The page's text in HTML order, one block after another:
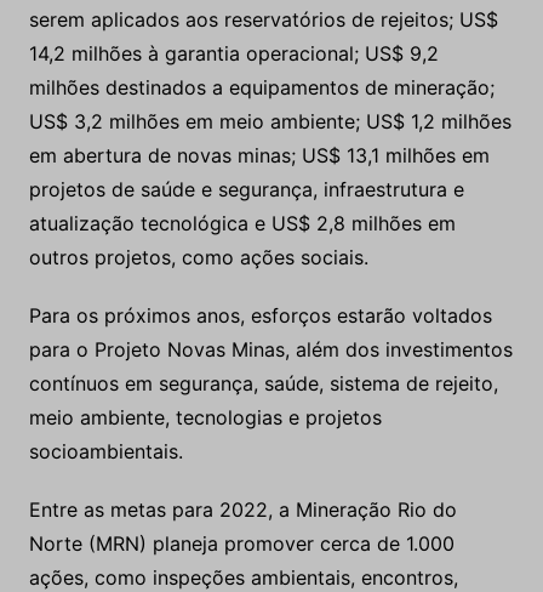
serem aplicados aos reservatórios de rejeitos; US$
14,2 milhões à garantia operacional; US$ 9,2
milhões destinados a equipamentos de mineração;
US$ 3,2 milhões em meio ambiente; US$ 1,2 milhões
em abertura de novas minas; US$ 13,1 milhões em
projetos de saúde e segurança, infraestrutura e
atualização tecnológica e US$ 2,8 milhões em
outros projetos, como ações sociais.
Para os próximos anos, esforços estarão voltados
para o Projeto Novas Minas, além dos investimentos
contínuos em segurança, saúde, sistema de rejeito,
meio ambiente, tecnologias e projetos
socioambientais.
Entre as metas para 2022, a Mineração Rio do
Norte (MRN) planeja promover cerca de 1.000
ações, como inspeções ambientais, encontros,